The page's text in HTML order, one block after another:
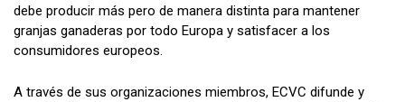
debe producir más pero de manera distinta para mantener
granjas ganaderas por todo Europa y satisfacer a los
consumidores europeos.
A través de sus organizaciones miembros, ECVC difunde y